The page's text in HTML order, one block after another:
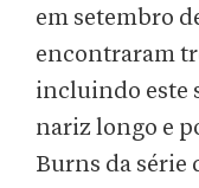
em setembro
encontraram
incluindo este
nariz longo e
Burns da série